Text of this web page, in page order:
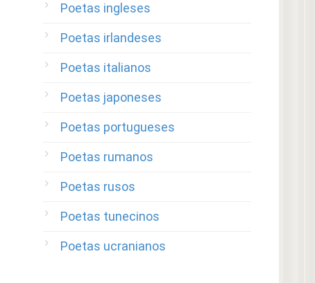
Poetas ingleses
Poetas irlandeses
Poetas italianos
Poetas japoneses
Poetas portugueses
Poetas rumanos
Poetas rusos
Poetas tunecinos
Poetas ucranianos